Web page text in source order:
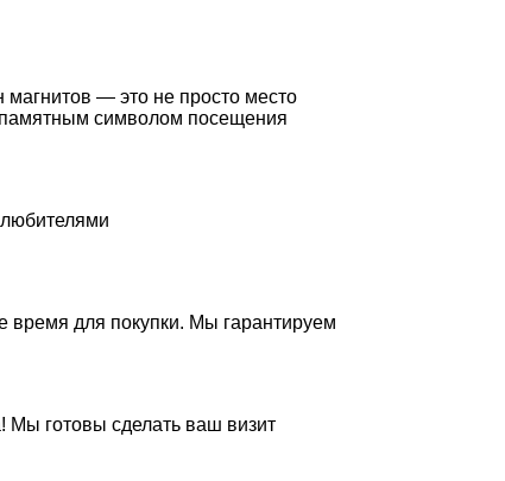
магнитов — это не просто место
памятным символом посещения
время для покупки. Мы гарантируем
Мы готовы сделать ваш визит